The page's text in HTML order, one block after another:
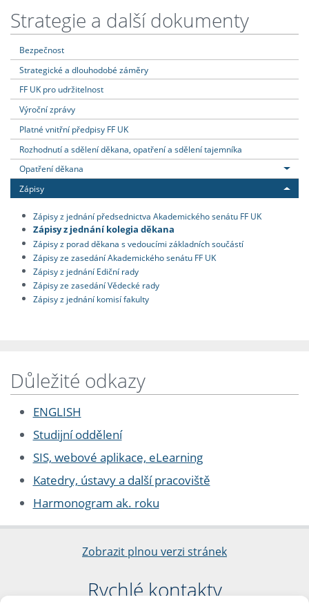
Strategie a další dokumenty
Bezpečnost
Strategické a dlouhodobé záměry
FF UK pro udržitelnost
Výroční zprávy
Platné vnitřní předpisy FF UK
Rozhodnutí a sdělení děkana, opatření a sdělení tajemníka
Opatření děkana
Zápisy
Zápisy z jednání předsednictva Akademického senátu FF UK
Zápisy z jednání kolegia děkana
Zápisy z porad děkana s vedoucími základních součástí
Zápisy ze zasedání Akademického senátu FF UK
Zápisy z jednání Ediční rady
Zápisy ze zasedání Vědecké rady
Zápisy z jednání komisí fakulty
Důležité odkazy
ENGLISH
Studijní oddělení
SIS, webové aplikace, eLearning
Katedry, ústavy a další pracoviště
Harmonogram ak. roku
Zobrazit plnou verzi stránek
Rychlé kontakty